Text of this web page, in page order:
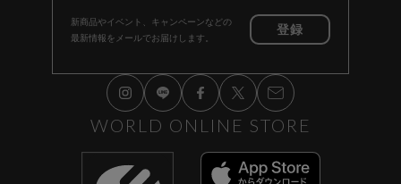
新商品やイベント、キャンペーンなどの
最新情報をメールでお届けします。
登録
WORLD ONLINE STORE